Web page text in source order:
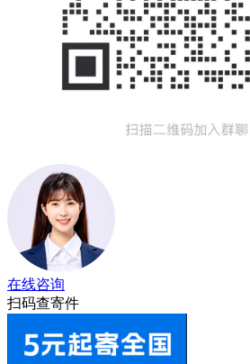
在线咨询
扫码查寄件